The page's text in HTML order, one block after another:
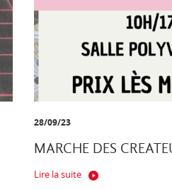
28/09/23
MARCHE DES
Lire la suite